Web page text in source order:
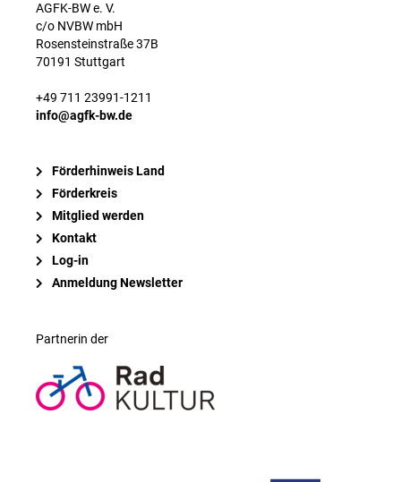
AGFK-BW e. V.
c/o NVBW mbH
Rosensteinstraße 37B
70191 Stuttgart
+49 711 23991-1211
info@agfk-bw.de
Förderhinweis Land
Förderkreis
Mitglied werden
Kontakt
Log-in
Anmeldung Newsletter
Partnerin der